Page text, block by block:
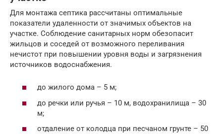
Для монтажа септика рассчитаны оптимальные
показатели удаленности от значимых объектов на
участке. Соблюдение санитарных норм обезопасит
жильцов и соседей от возможного переливания
нечистот при повышении уровня воды и загрязнения
источников водоснабжения.
до жилого дома – 5 м;
до речки или ручья – 10 м, водохранилища – 30
м;
отдаление от колодца при песчаном грунте – 50